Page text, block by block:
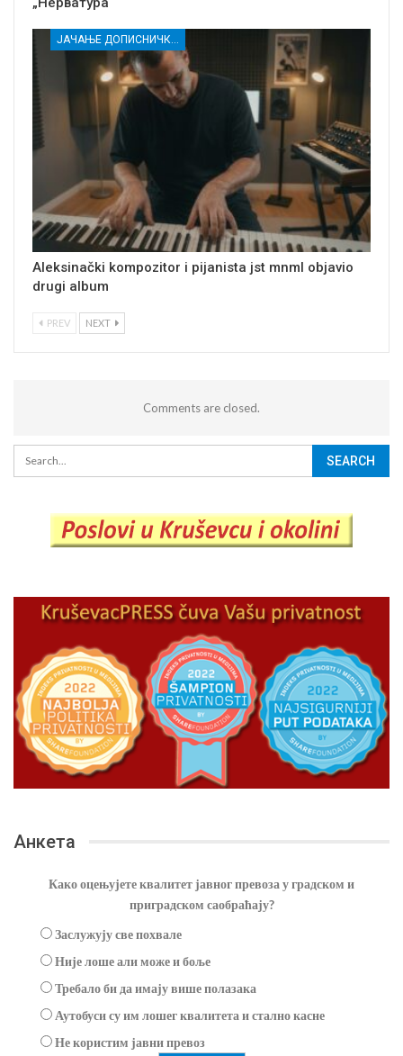
ЈАЧАЊЕ ДОПИСНИЧКЕ МРЕЖЕ НЕЗАВИСНИХ МЕДИЈА У РАСИНСКОМ ОКРУГУ
Aleksinački kompozitor i pijanista jst mnml objavio
drugi album
PREV NEXT
Comments are closed.
Анкета
Како оцењујете квалитет јавног превоза у градском и
приградском саобраћају?
Заслужују све похвале
Није лоше али може и боље
Требало би да имају више полазака
Аутобуси су им лошег квалитета и стално касне
Не користим јавни превоз